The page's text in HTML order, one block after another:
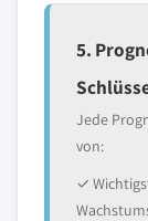
5.
Jede
von:
✓